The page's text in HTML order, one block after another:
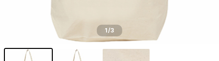
1/3